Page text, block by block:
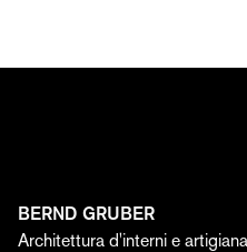
Scoprite il mondo di
Nome*
BERND GRUBER
Architettura d'interni e